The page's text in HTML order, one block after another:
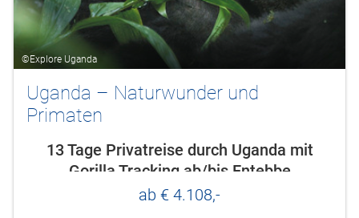
©Explore Uganda
Uganda – Naturwunder und
Primaten
13 Tage Privatreise durch Uganda mit
Gorilla Tracking ab/bis Entebbe
ab € 4.108,-